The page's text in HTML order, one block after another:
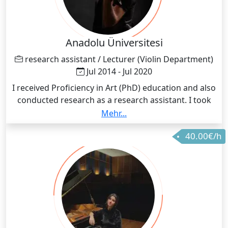
Anadolu Üniversitesi
research assistant / Lecturer (Violin Department)
Jul 2014 - Jul 2020
I received Proficiency in Art (PhD) education and also
conducted research as a research assistant. I took
classes at the university and worked one-on-one with
students for 6 years.
Mehr...
40.00€/h